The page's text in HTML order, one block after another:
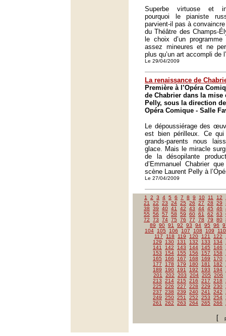
Superbe virtuose et
pourquoi le pianiste
parvient-il pas à
du Théâtre des Champs-
le choix d’un
assez mineures et ne
plus qu’un art accompli de
Le 29/04/2009
La renaissance de
Première à l’Opéra
de Chabrier dans la mise
Pelly, sous la direction
Opéra Comique - Salle
Le dépoussiérage des
est bien périlleux. Ce
grands-parents nous
glace. Mais le miracle
de la désopilante
d’Emmanuel Chabrier
scène Laurent Pelly à
Le 27/04/2009
1 2 3 4 5 6 7 8 9 10 11 12
21
22 23 24 25 26 27 28 29
38
39 40 41 42 43 44 45 46
55
56 57 58 59 60 61 62 63
72
73 74 75 76 77 78 79 80
89
90 91 92 93 94 95 96
104
105 106 107 108 109
110
117
118 119 120 121 122
129
130 131 132 133 134
141
142 143 144 145 146
153
154 155 156 157 158
165
166 167 168 169 170
177
178 179 180 181 182
189
190 191 192 193 194
201
202 203 204 205
206
213
214 215 216 217 218
225
226 227 228 229 230
237
238 239 240 241 242
249
250 251 252 253 254
261
262 263 264 265 266
[